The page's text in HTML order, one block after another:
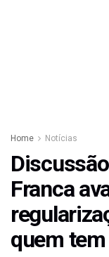
Home Notícias
Franca
quem